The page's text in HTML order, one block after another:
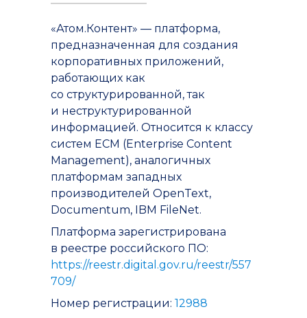
«Атом.Контент» — платформа,
предназначенная для создания
корпоративных приложений,
работающих как
со структурированной, так
и неструктурированной
информацией. Относится к классу
систем ECM (Enterprise Content
Management), аналогичных
платформам западных
производителей OpenText,
Documentum, IBM FileNet.
Платформа зарегистрирована
в реестре российского ПО:
https://reestr.digital.gov.ru/reestr/557
709/
Номер регистрации: 12988